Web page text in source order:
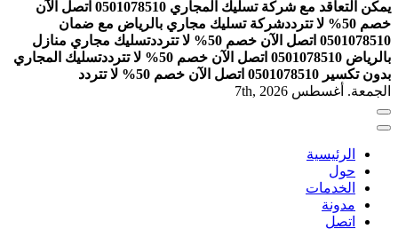
يمكن التعاقد مع شركة تسليك المجاري 0501078510 اتصل الآن
خصم 50% لا تتردد
شركة تسليك مجاري بالرياض مع ضمان
0501078510 اتصل الآن خصم 50% لا تتردد
تسليك مجاري منازل
بالرياض 0501078510 اتصل الآن خصم 50% لا تتردد
تسليك المجاري
بدون تكسير 0501078510 اتصل الآن خصم 50% لا تتردد
الجمعة. أغسطس 7th, 2026
الرئيسية
حول
الخدمات
مدونة
اتصل